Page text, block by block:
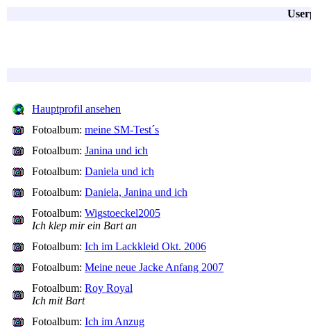
Hauptprofil ansehen
Fotoalbum: meine SM-Test´s
Fotoalbum: Janina und ich
Fotoalbum: Daniela und ich
Fotoalbum: Daniela, Janina und ich
Fotoalbum: Wigstoeckel2005
Ich klep mir ein Bart an
Fotoalbum: Ich im Lackkleid Okt. 2006
Fotoalbum: Meine neue Jacke Anfang 2007
Fotoalbum: Roy Royal
Ich mit Bart
Fotoalbum: Ich im Anzug